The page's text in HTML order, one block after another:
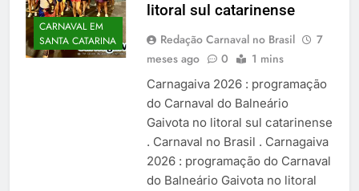
CARNAVAL EM
SANTA CATARINA
litoral sul catarinense
Redação Carnaval no Brasil
7
meses ago
0 1 mins
Carnagaiva 2026 : programação
do Carnaval do Balneário
Gaivota no litoral sul catarinense
. Carnaval no Brasil . Carnagaiva
2026 : programação do Carnaval
do Balneário Gaivota no litoral